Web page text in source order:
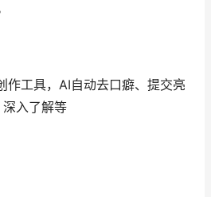
作工具，AI自动去口癖、提交亮
入了解等